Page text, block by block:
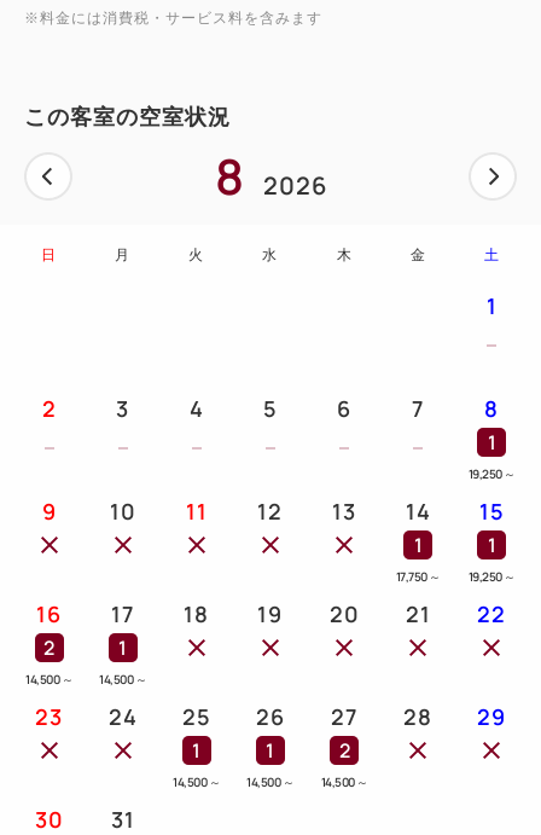
※料金には消費税・サービス料を含みます
この客室の空室状況
8 2026
日 月 火 水 木 金 土
1
2 3 4 5 6 7 8
1
19,250 ～
9 10 11 12 13 14
1
17,750 ～
15
1
19,250 ～
16
2
14,500 ～
17
1
14,500 ～
18 19 20 21 22
23 24 25
1
14,500 ～
26
1
14,500 ～
27
2
14,500 ～
28 29
30 31